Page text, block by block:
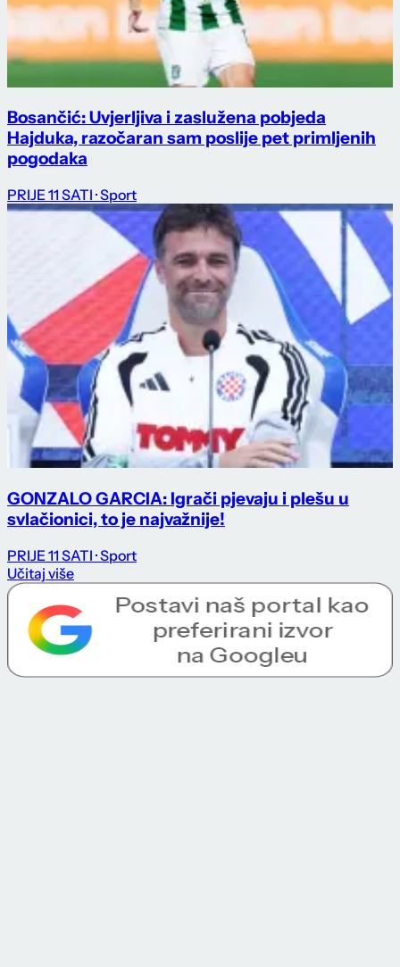
Bosančić: Uvjerljiva i zaslužena pobjeda
Hajduka, razočaran sam poslije pet primljenih
pogodaka
PRIJE 11 SATI · Sport
GONZALO GARCIA: Igrači pjevaju i plešu u
svlačionici, to je najvažnije!
PRIJE 11 SATI · Sport
Učitaj više